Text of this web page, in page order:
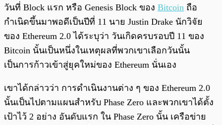
วันที่ Block แรก หรือ Genesis Block ของ Bitcoin ถือ
กำเนิดขึ้นมาพอดีเป็นปีที่ 11 นาย Justin Drake นักวิจัย
ของ Ethereum 2.0 ได้ระบุว่า วันเกิดครบรอบปี 11 ของ
Bitcoin นั้นเป็นหนึ่งในเหตุผลที่พวกเขาเลือกวันนั้น
เป็นการก้าวเข้าสู่ยุคใหม่ของ Ethereum นั่นเอง
เขาได้กล่าวว่า การดำเนินงานต่าง ๆ ของ Ethereum 2.0
นั้นเป็นไปตามแผนสำหรับ Phase Zero และพวกเขาได้ตั้ง
เป้าไว้ 2 อย่าง อันดับแรก ใน Phase Zero นั้น เครือข่าย